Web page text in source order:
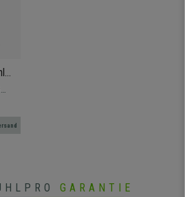
GARANTIE